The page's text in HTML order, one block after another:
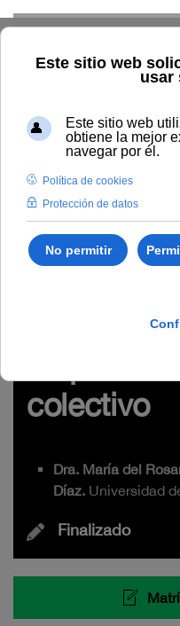
Inicio Estudiar Oferta
Microcredenciales /
2775
colectivo
Dra. María del
Díaz. Universidad
Finalizado